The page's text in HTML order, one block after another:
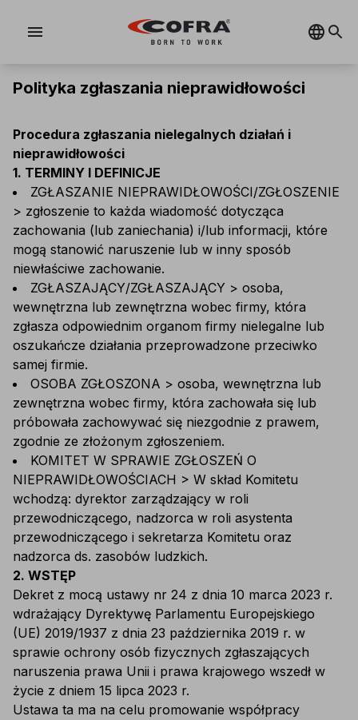
menu
Polityka zgłaszania nieprawidłowości
Procedura zgłaszania nielegalnych działań i
nieprawidłowości
1. TERMINY I DEFINICJE
ZGŁASZANIE NIEPRAWIDŁOWOŚCI/ZGŁOSZENIE
> zgłoszenie to każda wiadomość dotycząca
zachowania (lub zaniechania) i/lub informacji, które
mogą stanowić naruszenie lub w inny sposób
niewłaściwe zachowanie.
ZGŁASZAJĄCY/ZGŁASZAJĄCY > osoba,
wewnętrzna lub zewnętrzna wobec firmy, która
zgłasza odpowiednim organom firmy nielegalne lub
oszukańcze działania przeprowadzone przeciwko
samej firmie.
OSOBA ZGŁOSZONA > osoba, wewnętrzna lub
zewnętrzna wobec firmy, która zachowała się lub
próbowała zachowywać się niezgodnie z prawem,
zgodnie ze złożonym zgłoszeniem.
KOMITET W SPRAWIE ZGŁOSZEŃ O
NIEPRAWIDŁOWOŚCIACH > W skład Komitetu
wchodzą: dyrektor zarządzający w roli
przewodniczącego, nadzorca w roli asystenta
przewodniczącego i sekretarza Komitetu oraz
nadzorca ds. zasobów ludzkich.
2. WSTĘP
Dekret z mocą ustawy nr 24 z dnia 10 marca 2023 r.
wdrażający Dyrektywę Parlamentu Europejskiego
(UE) 2019/1937 z dnia 23 października 2019 r. w
sprawie ochrony osób fizycznych zgłaszających
naruszenia prawa Unii i prawa krajowego wszedł w
życie z dniem 15 lipca 2023 r.
Ustawa ta ma na celu promowanie współpracy